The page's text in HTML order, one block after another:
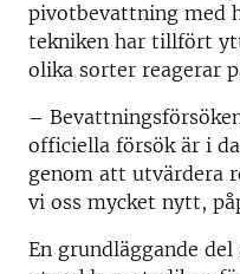
pivotbevattning med
tekniken har tillfört
olika sorter reagerar
–
officiella försök är i
genom att utvärdera
vi oss mycket nytt,
En grundläggande